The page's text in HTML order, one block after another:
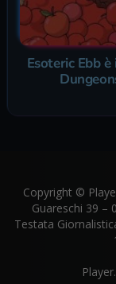
Esoteric Ebb
Copyright ©
Guareschi 39 –
Testata